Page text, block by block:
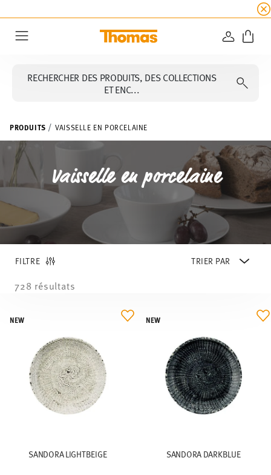
5 % de remise
RECHERCHER DES PRODUITS, DES COLLECTIONS
ET ENC...
PRODUITS VAISSELLE EN PORCELAINE
Vaisselle en porcelaine
FILTRE
728 résultats
SANDORA LIGHTBEIGE
NEW
SANDORA DARKBLUE
NEW